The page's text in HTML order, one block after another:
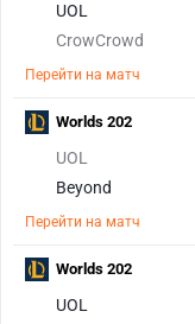
UOL
CrowCrowd
Перейти на матч
UOL
Beyond
Перейти на матч
Worlds 202
UOL
Worlds 202